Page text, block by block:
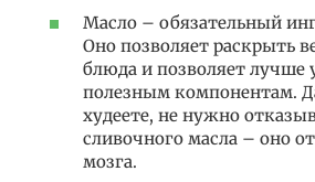
Масло – обязательный
Оно позволяет раскрыть
блюда и позволяет лучше
полезным компонентам.
худеете, не нужно
сливочного масла – оно
мозга.